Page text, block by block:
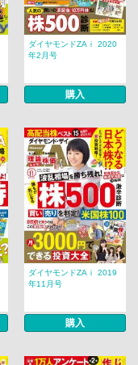
ダイヤモンドZAｉ 2020
年2月号
購入
ダイヤモンドZAｉ 2019
年11月号
購入